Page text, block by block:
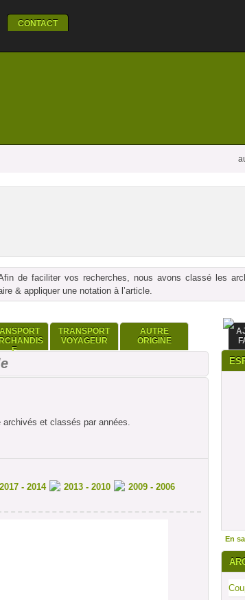
CONTACT
de faciliter vos recherches, nous avons classé les
& appliquer une notation à l’article.
E
TRANSPORT
VOYAGEUR
AUTRE
ORIGINE
et classés par années.
2017 - 2014 2013 - 2010
2009 - 2006
En